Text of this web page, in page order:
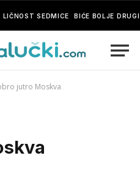
LIČNOST SEDMICE BIĆE BOLJE
jutro Moskva